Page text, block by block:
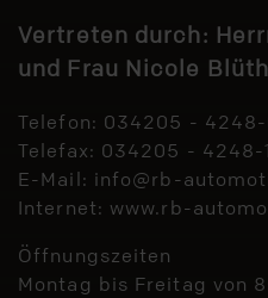
Vertreten durch:
und Frau Nicole
Telefon: 034205 -
Telefax: 034205 - 4248-
E-Mail: info@rb-
Internet: www.rb-
Öffnungszeiten
Montag bis Freitag von